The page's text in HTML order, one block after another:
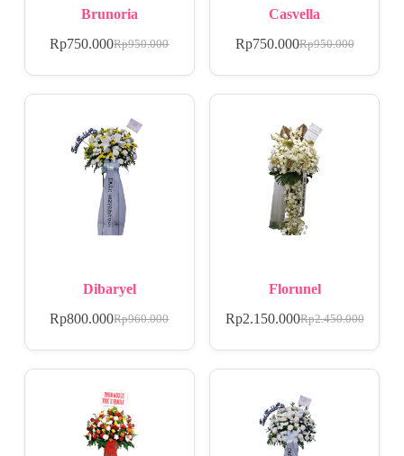
Brunoria
Rp950.000
Rp750.000
Casvella
Rp950.000
Rp750.000
Dibaryel
Rp960.000
Rp800.000
Florunel
Rp2.450.000
Rp2.150.000